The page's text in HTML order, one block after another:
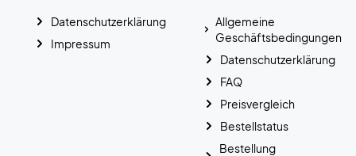
Allgemeine
Geschäftsbedingungen
Datenschutzerklärung
FAQ
Preisvergleich
Bestellstatus
Bestellung
Datenschutzerklärung
Impressum